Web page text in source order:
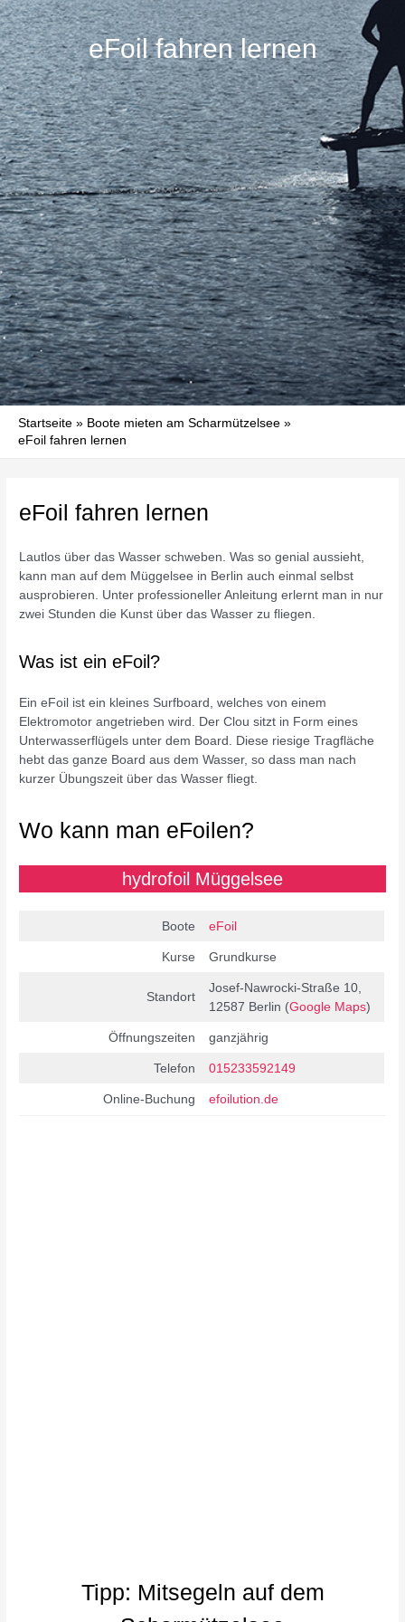
eFoil fahren lernen
Startseite
Boote mieten am Scharmützelsee
eFoil fahren lernen
eFoil fahren lernen
Lautlos über das Wasser schweben. Was so genial aussieht,
kann man auf dem Müggelsee in Berlin auch einmal selbst
ausprobieren. Unter professioneller Anleitung erlernt man in nur
zwei Stunden die Kunst über das Wasser zu fliegen.
Was ist ein eFoil?
Ein eFoil ist ein kleines Surfboard, welches von einem
Elektromotor angetrieben wird. Der Clou sitzt in Form eines
Unterwasserflügels unter dem Board. Diese riesige Tragfläche
hebt das ganze Board aus dem Wasser, so dass man nach
kurzer Übungszeit über das Wasser fliegt.
Wo kann man eFoilen?
hydrofoil Müggelsee
Boote eFoil
Kurse Grundkurse
Standort
Josef-Nawrocki-Straße 10,
12587 Berlin (Google Maps)
Öffnungszeiten ganzjährig
Telefon 015233592149
Online-Buchung efoilution.de
Tipp: Mitsegeln auf dem